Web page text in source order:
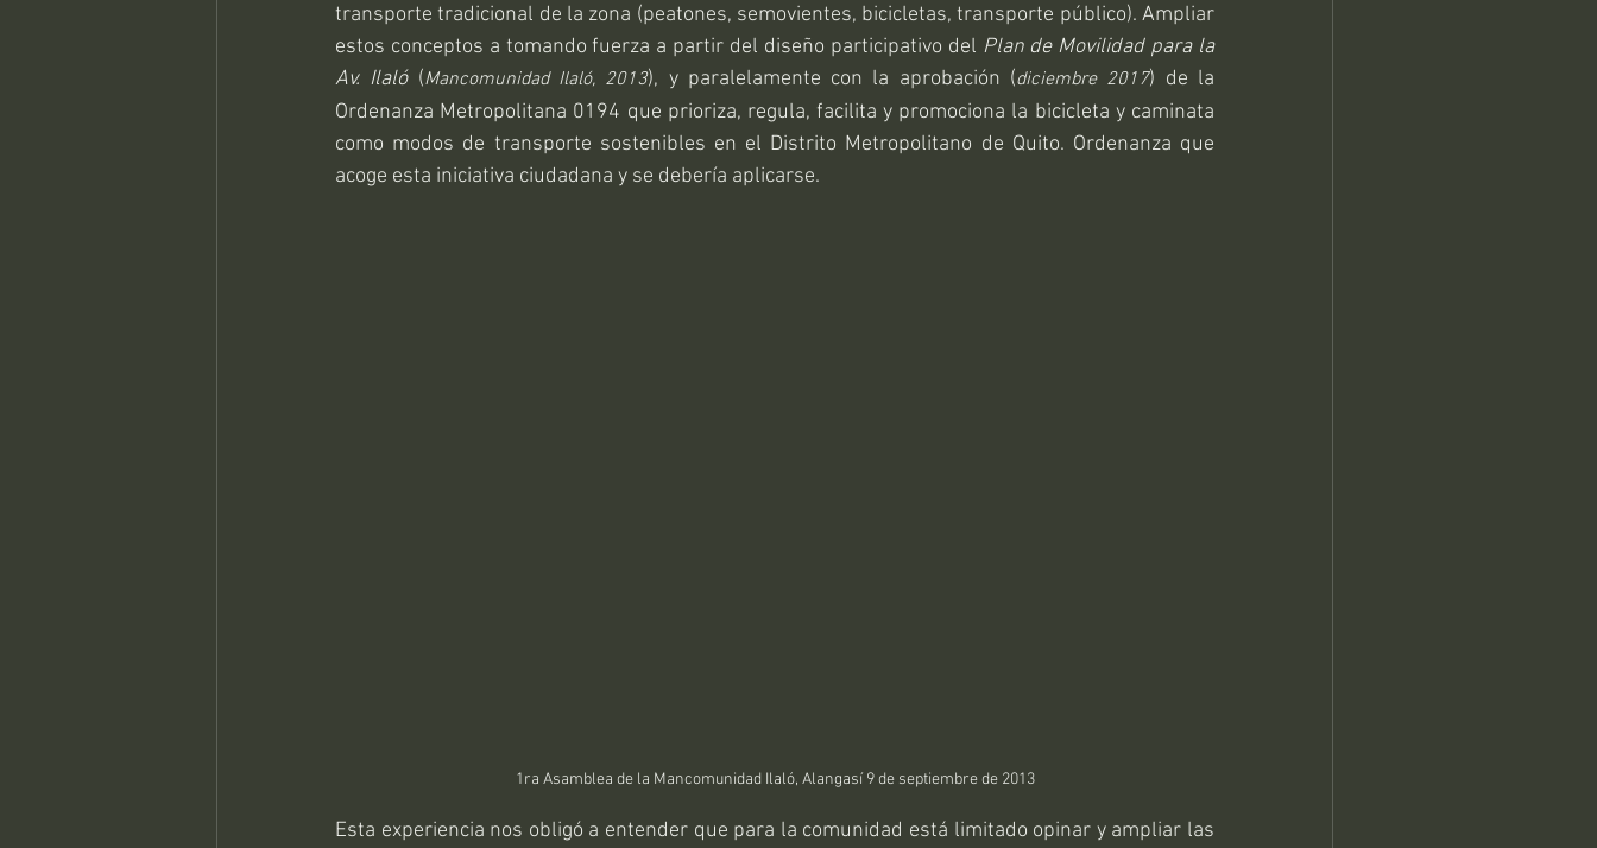
transporte tradicional de la zona (peatones, semovientes, bicicletas, transporte público). Ampliar
estos conceptos a tomando fuerza a partir del diseño participativo del Plan de Movilidad para la
Av. Ilaló (Mancomunidad Ilaló, 2013), y paralelamente con la aprobación (diciembre 2017) de la
Ordenanza Metropolitana 0194 que prioriza, regula, facilita y promociona la bicicleta y caminata
como modos de transporte sostenibles en el Distrito Metropolitano de Quito. Ordenanza que
acoge esta iniciativa ciudadana y se debería aplicarse.
1ra Asamblea de la Mancomunidad Ilaló, Alangasí 9 de septiembre de 2013
Esta experiencia nos obligó a entender que para la comunidad está limitado opinar y ampliar las